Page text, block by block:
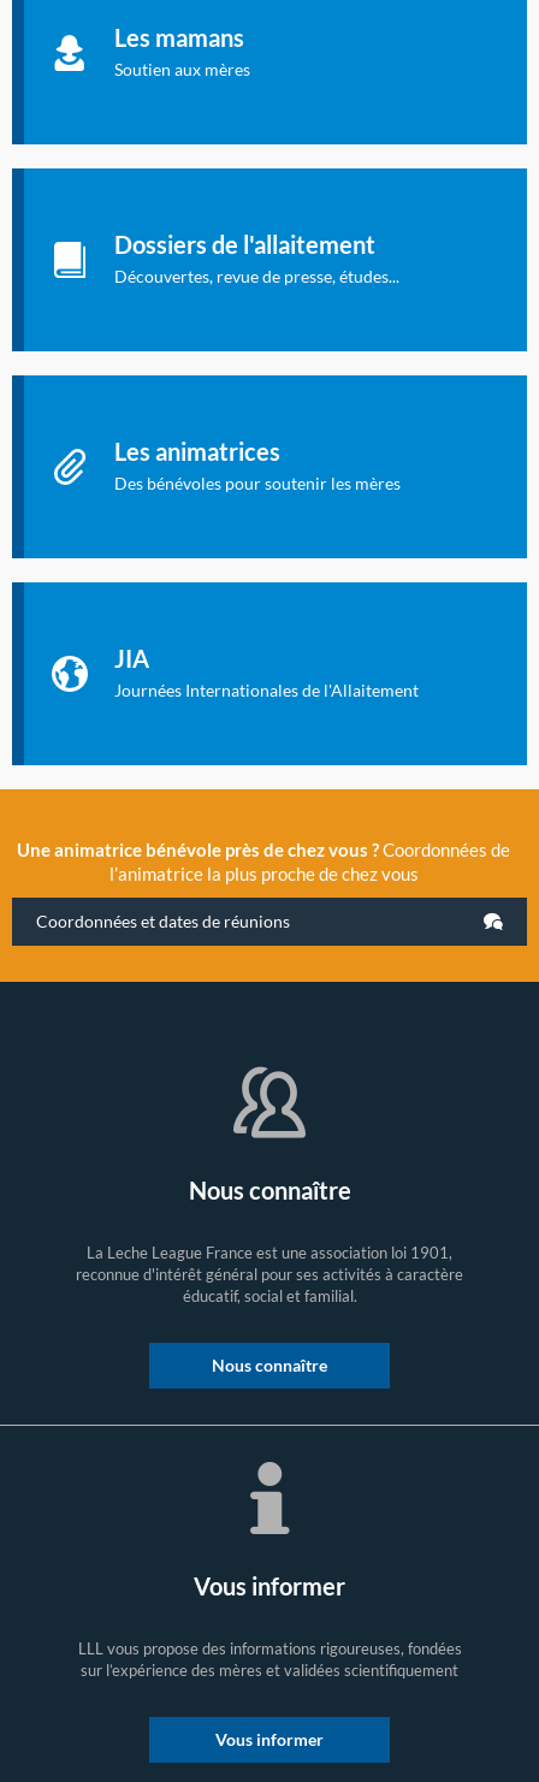
Les mamans
Soutien aux mères
à allaiter et vous informer : toutes les rubriques qui
concernent l'allaitement.
Dossiers de l'allaitement
Découvertes, revue de presse, études...
dernières études sur l'allaitement publiées dans la presse
internationale.
Les animatrices
Des bénévoles pour soutenir les mères
JIA
Journées Internationales de l'Allaitement
2019 la 11e Journée Internationale de l’Allaitement, un
évènement exceptionnel organisé par LLL France.
Une animatrice bénévole près de chez vous ?Coordonnées de
l’animatrice la plus proche de chez vous
Coordonnées et dates de réunions
Nous connaître
La Leche League France est une association loi 1901,
reconnue d'intérêt général pour ses activités à caractère
éducatif, social et familial.
Nous connaître
Vous informer
LLL vous propose des informations rigoureuses, fondées
sur l’expérience des mères et validées scientifiquement
Vous informer